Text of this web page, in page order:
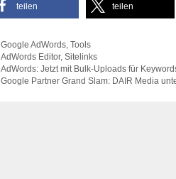
teilen teilen
Kategorien
Google AdWords ,Tools
Schlagwörter
AdWords Editor,Sitelinks
AdWords: Jetzt mit Bulk-Uploads für
Google Partner Grand Slam: DAIR Media